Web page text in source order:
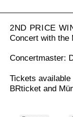
2ND PRICE
Concert with the
Concertmaster:
Tickets available
BRticket and